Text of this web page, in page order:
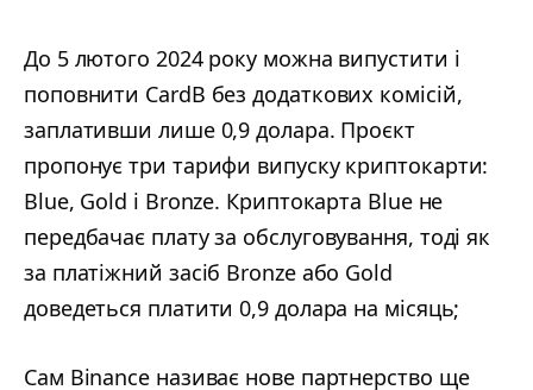
До 5 лютого 2024 року можна випустити і
поповнити CardB без додаткових комісій,
заплативши лише 0,9 долара. Проєкт
пропонує три тарифи випуску криптокарти:
Blue, Gold і Bronze. Криптокарта Blue не
передбачає плату за обслуговування, тоді як
за платіжний засіб Bronze або Gold
доведеться платити 0,9 долара на місяць;
Сам Binance називає нове партнерство ще